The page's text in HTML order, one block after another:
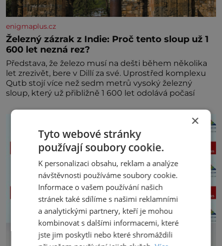
enigmaplus.cz
Železný zázrak z Indie: Proč tento sloup už 1
600 let nezná rez?
Představa, že železo musí na dešti během několika
let zrezivět, bere v Dillí za své. Uprostřed komplexu
Qutb stojí více než sedm metrů vysoký železný
sloup, který už přibližně 1 600 let odolává počasí
×
Tyto webové stránky
používají soubory cookie.
K personalizaci obsahu, reklam a analýze
návštěvnosti používáme soubory cookie.
Informace o vašem používání našich
stránek také sdílíme s našimi reklamními
a analytickými partnery, kteří je mohou
kombinovat s dalšími informacemi, které
jste jim poskytli nebo které shromáždili